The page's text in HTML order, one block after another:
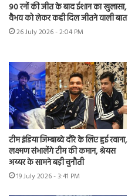
90 रनों की जीत के बाद ईशान का खुलासा,
वैभव को लेकर कही दिल जीतने वाली बात
26 July 2026 - 2:04 PM
टीम इंडिया जिम्बाब्वे दौरे के लिए हुई रवाना,
लक्ष्मण संभालेंगे टीम की कमान, श्रेयस
अय्यर के सामने बड़ी चुनौती
19 July 2026 - 3:41 PM